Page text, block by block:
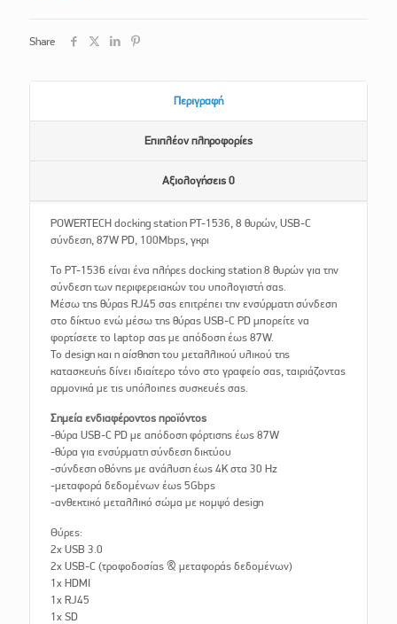
Share
Περιγραφή
Επιπλέον πληροφορίες
Αξιολογήσεις 0
POWERTECH docking station PT-1536, 8 θυρών, USB-C
σύνδεση, 87W PD, 100Mbps, γκρι
Το PT-1536 είναι ένα πλήρες docking station 8 θυρών για την
σύνδεση των περιφερειακών του υπολογιστή σας.
Μέσω της θύρας RJ45 σας επιτρέπει την ενσύρματη σύνδεση
στο δίκτυο ενώ μέσω της θύρας USB-C PD μπορείτε να
φορτίσετε το laptop σας με απόδοση έως 87W.
Το design και η αίσθηση του μεταλλικού υλικού της
κατασκευής δίνει ιδιαίτερο τόνο στο γραφείο σας, ταιριάζοντας
αρμονικά με τις υπόλοιπες συσκευές σας.
Σημεία ενδιαφέροντος προϊόντος
-θύρα USB-C PD με απόδοση φόρτισης έως 87W
-θύρα για ενσύρματη σύνδεση δικτύου
-σύνδεση οθόνης με ανάλυση έως 4K στα 30 Hz
-μεταφορά δεδομένων έως 5Gbps
-ανθεκτικό μεταλλικό σώμα με κομψό design
Θύρες:
2x USB 3.0
2x USB-C (τροφοδοσίας & μεταφοράς δεδομένων)
1x HDMI
1x RJ45
1x SD